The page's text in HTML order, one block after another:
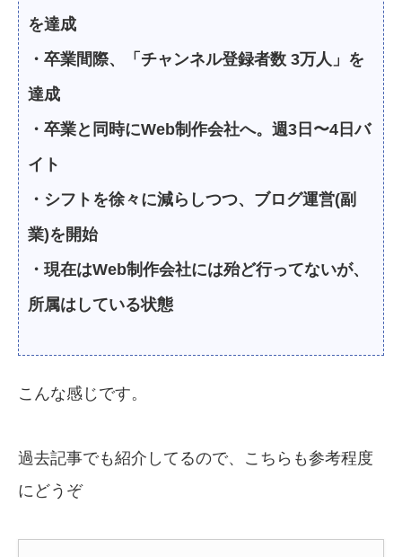
を達成
・卒業間際、「チャンネル登録者数 3万人」を
達成
・卒業と同時にWeb制作会社へ。週3日〜4日バ
イト
・シフトを徐々に減らしつつ、ブログ運営(副
業)を開始
・現在はWeb制作会社には殆ど行ってないが、
所属はしている状態
こんな感じです。
過去記事でも紹介してるので、こちらも参考程度
にどうぞ